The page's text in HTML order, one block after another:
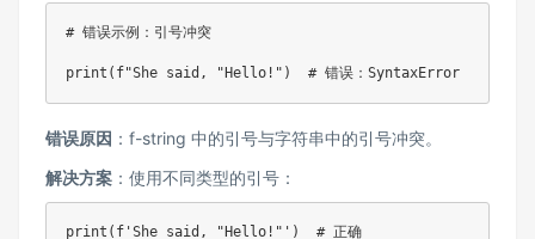
# 错误示例：引号冲突
print ( f"She said, " Hello!" ) # 错误：SyntaxError
错误原因 ：f-string 中的引号与字符串中的引号冲突。
解决方案 ：使用不同类型的引号：
print ( f'She said, "Hello!"' ) # 正确